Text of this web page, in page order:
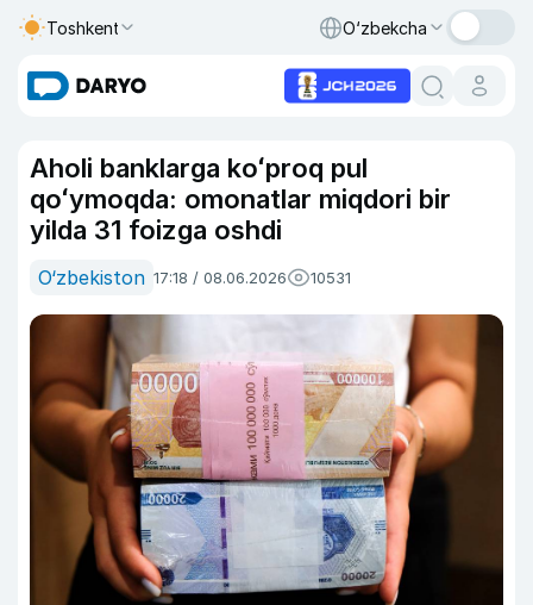
Toshkent O‘zbekcha
Aholi banklarga koʻproq pul
qoʻymoqda: omonatlar miqdori bir
yilda 31 foizga oshdi
O‘zbekiston 17:18 / 08.06.2026 10531